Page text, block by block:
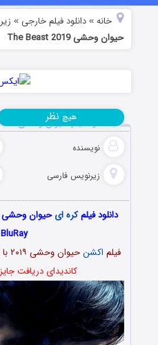
خانه »دانلود فیلم خارجی »
حیوان وحشی The Beast 2019
دانلود فیلم حیوان وحشی The Beast 2019
نویسنده
زیرنویس فارسی
هیچ نظر
دانلود فیلمکره ای
فیلم اکشنحیوان وحشی ۲۰۱۹ با کیفیت 1080p & 720p & 480p
کاندیدای دریافت